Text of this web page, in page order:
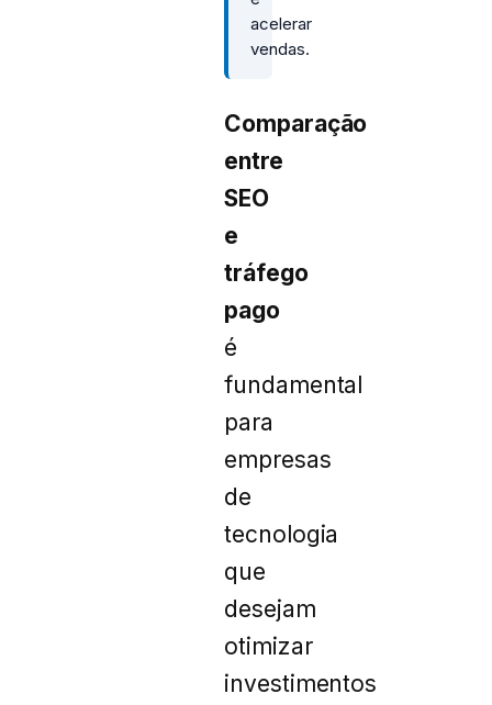
acelerar
vendas.
Comparação
entre
SEO
e
tráfego
pago
é
fundamental
para
empresas
de
tecnologia
que
desejam
otimizar
investimentos